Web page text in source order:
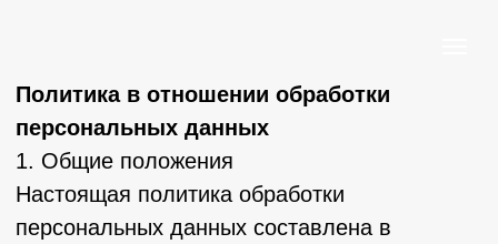
персональных данных
Настоящая политика обработки
персональных данных составлена в
соответствии с требованиями Федерального
закона от 27.07.2006. №152-ФЗ «О
персональных данных» (далее - Закон о